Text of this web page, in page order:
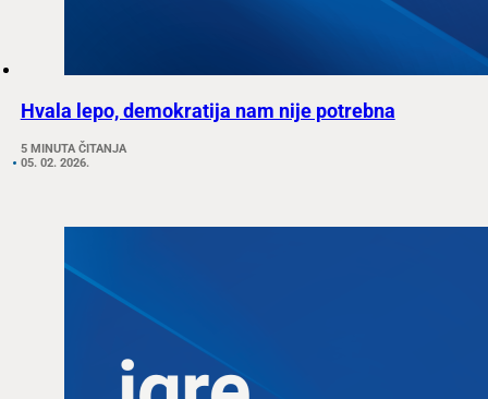
Hvala lepo, demokratija nam nije potrebna
5 MINUTA ČITANJA
05. 02. 2026.